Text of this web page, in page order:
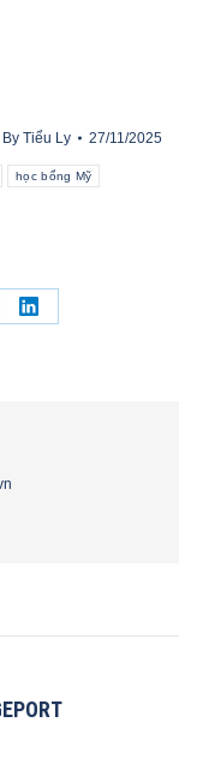
By Tiểu Ly 27/11/2025
học bổng Mỹ
Share